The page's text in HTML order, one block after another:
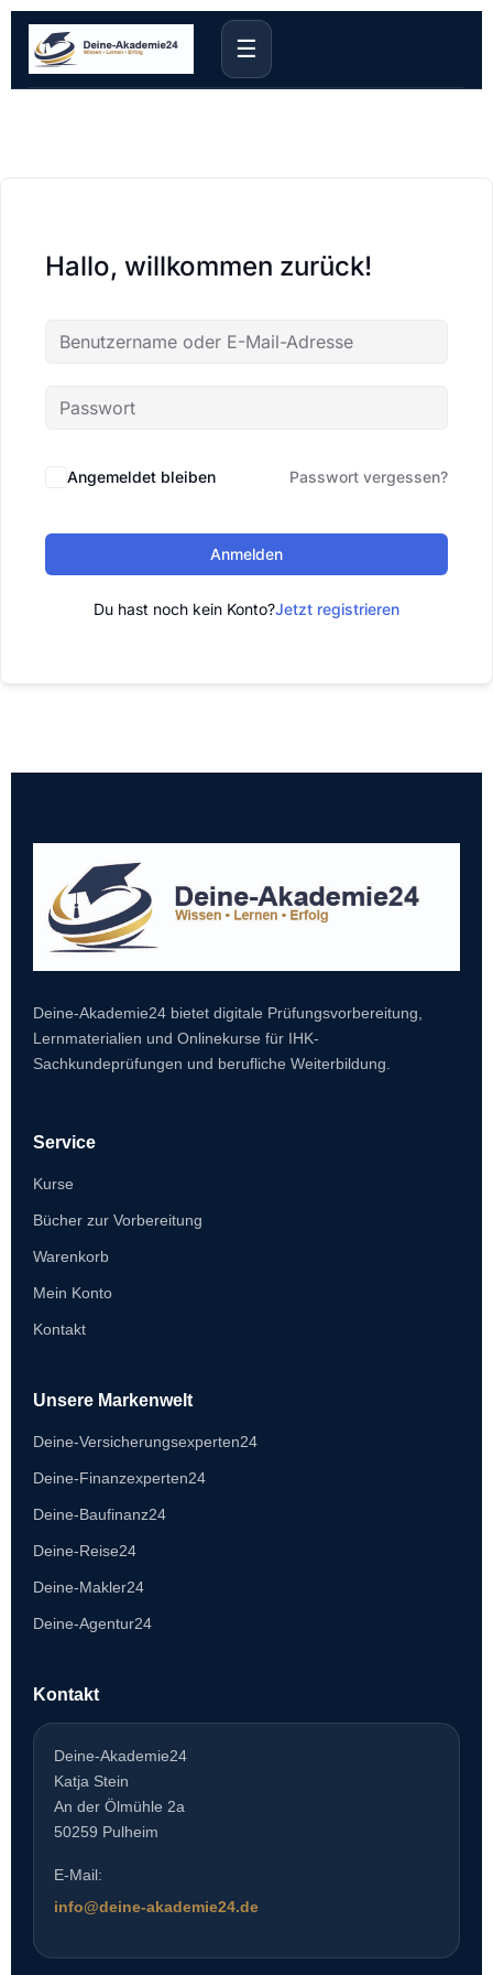
☰
Hallo, willkommen zurück!
Angemeldet bleiben Passwort vergessen?
Anmelden
Du hast noch kein Konto?Jetzt registrieren
Deine-Akademie24 bietet digitale Prüfungsvorbereitung,
Lernmaterialien und Onlinekurse für IHK-
Sachkundeprüfungen und berufliche Weiterbildung.
Service
Kurse
Bücher zur Vorbereitung
Warenkorb
Mein Konto
Kontakt
Unsere Markenwelt
Deine-Versicherungsexperten24
Deine-Finanzexperten24
Deine-Baufinanz24
Deine-Reise24
Deine-Makler24
Deine-Agentur24
Kontakt
Deine-Akademie24
Katja Stein
An der Ölmühle 2a
50259 Pulheim
E-Mail:
info@deine-akademie24.de